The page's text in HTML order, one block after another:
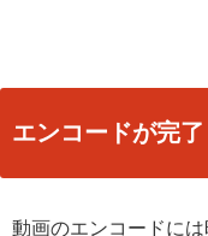
エンコードが完
動画のエンコードには